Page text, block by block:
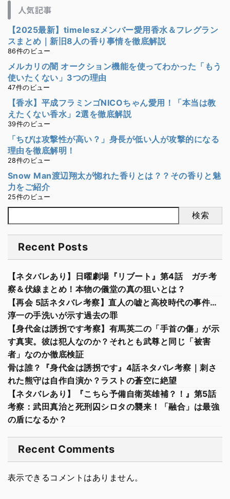
人気記事
【2025最新】timeleszメンバー愛用香水＆フレグラン
スまとめ｜新旧8人の香り事情を徹底解説
86件のビュー
メルカリの闇 オークション機能を使ってわかった「もう
使いたくない」3つの理由
47件のビュー
【香水】平成フラミンゴNICOちゃん愛用！「本当は教
えたくない香水」2選を徹底解説
39件のビュー
「ちびは攻撃性が高い？」身長が低い人が攻撃的になる
理由を徹底解明！
28件のビュー
Snow Man渡辺翔太が惚れた香りとは？？その香りと魅
力をご紹介
25件のビュー
検索
Recent Posts
【ネタバレあり】日曜劇場『リブート』第4話 ガチ考
察＆伏線まとめ！本物の儀堂の真の狙いとは？
【再会 5話ネタバレ考察】直人の嘘と高校時代の事件…
淳一の手洗いが示す過去の罪
【身代金は誘拐です考察】有馬英二の「手首の傷」が示
す真実。彼は犯人なのか？それとも武尊と同じ「被害
者」なのか徹底検証
骨は誰？『身代金は誘拐です』4話ネタバレ考察｜刺さ
れた熊守は自作自演か？ラストの蒼空に絶望
【ネタバレあり】『こちら予備自衛英雄補？！』第5話
考察：武田真治と死刑囚シロタの襲来！「融合」は最強
の盾になるか？
Recent Comments
表示できるコメントはありません。